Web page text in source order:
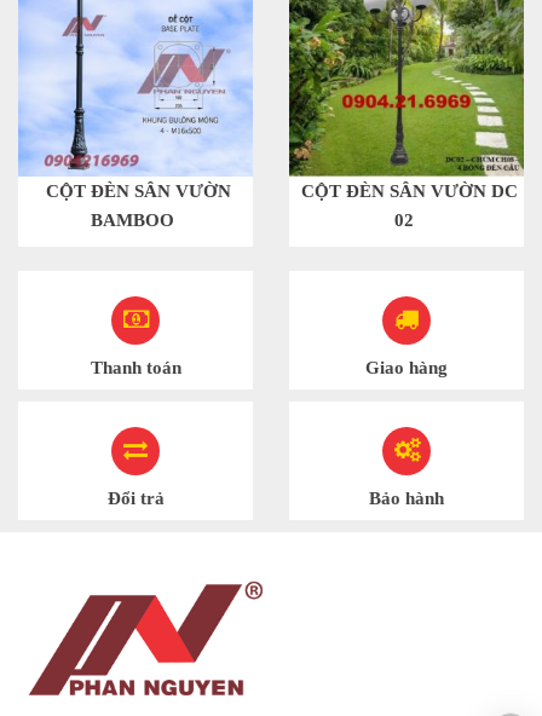
CỘT ĐÈN SÂN VƯỜN
BAMBOO
CỘT ĐÈN SÂN VƯỜN DC
02
Thanh toán Giao hàng
Đổi trả Bảo hành